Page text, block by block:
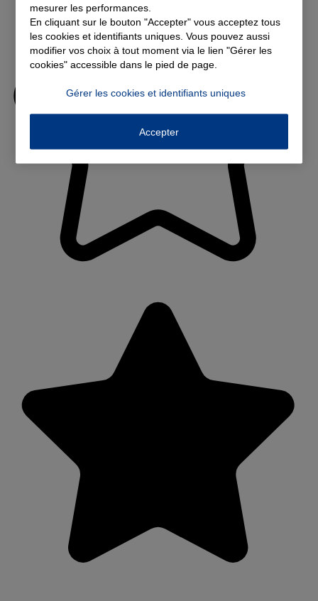
mesurer les performances.
En cliquant sur le bouton "Accepter" vous acceptez tous
les cookies et identifiants uniques. Vous pouvez aussi
modifier vos choix à tout moment via le lien "Gérer les
cookies" accessible dans le pied de page.
Gérer les cookies et identifiants uniques
Accepter